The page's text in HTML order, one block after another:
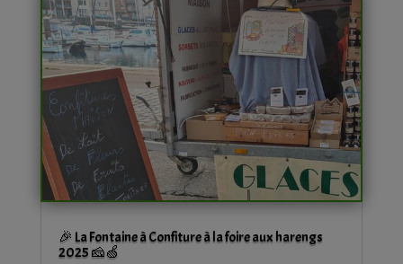
🎉 La Fontaine à Confiture à la foire aux harengs
2025 🧀🍏